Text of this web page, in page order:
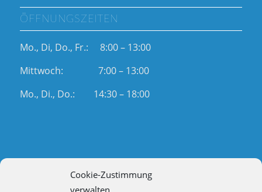
Cookie-Zustimmung
verwalten
ÖFFNUNGSZEITEN
Mo., Di, Do., Fr.: 8:00 – 13:00
Mittwoch: 7:00 – 13:00
Mo., Di., Do.: 14:30 – 18:00
RECHTLICHES